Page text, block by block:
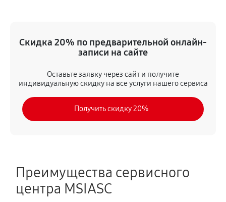
Скидка 20% по предварительной онлайн-
записи на сайте
Оставьте заявку через сайт и получите
индивидуальную скидку на все услуги нашего сервиса
Получить скидку 20%
Преимущества сервисного
центра MSIASC